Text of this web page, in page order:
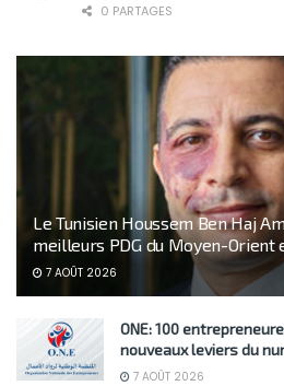
0 PARTAGES
Le Tunisien Houssem Ben Haj
meilleurs PDG du Moyen-Orient
7 AOÛT 2026
ONE: 100
nouveaux leviers du
7 AOÛT 2026